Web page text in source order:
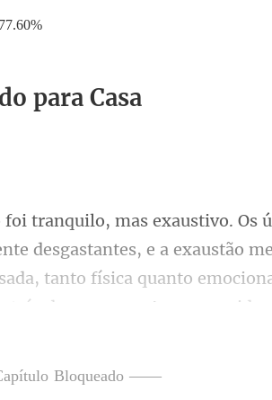
77.60%
para Casa
desgastantes, e a exaustão
tanto física quanto
Bloqueado ——